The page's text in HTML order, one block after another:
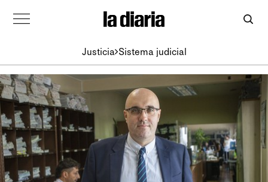
Justicia Sistema judicial